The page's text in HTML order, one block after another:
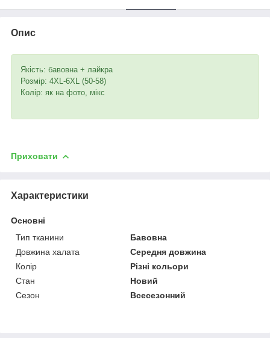
Опис
Якість: бавовна + лайкра
Розмір: 4XL-6XL (50-58)
Колір: як на фото, мікс
Приховати
Характеристики
Основні
Тип тканини
Бавовна
Довжина халата
Середня довжина
Колір
Різні кольори
Стан
Новий
Сезон
Всесезонний